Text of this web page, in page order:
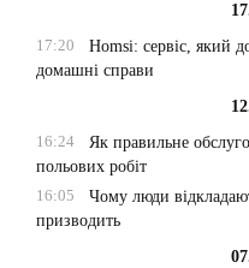
17:20
Homsi: сервіс, який
домашні справи
16:24
Як правильне
польових робіт
16:05
Чому люди
призводить